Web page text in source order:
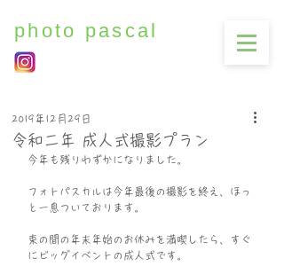
photo pascal
令和二年 成人式撮影プラン
2019年12月29日
今年も残りわずかになりました。
フォトパスカルは今年最後の撮影を終え、ほっ
と一息ついております。
束の間の年末年始のお休みを満喫したら、すぐ
にビッグイベントの成人式です。